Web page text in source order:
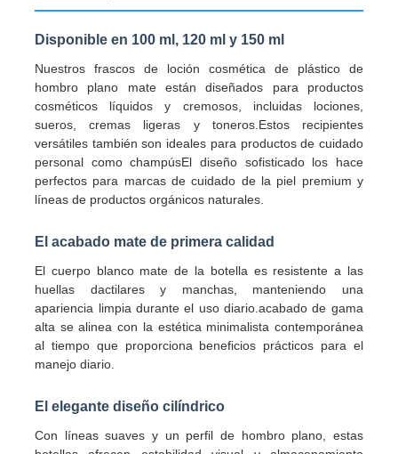
Inicio
Sobre nosotros
Disponible en 100 ml, 120 ml y 150 ml
Nuestros frascos de loción cosmética de plástico de
hombro plano mate están diseñados para productos
cosméticos líquidos y cremosos, incluidas lociones,
sueros, cremas ligeras y toneros.Estos recipientes
versátiles también son ideales para productos de cuidado
personal como champúsEl diseño sofisticado los hace
perfectos para marcas de cuidado de la piel premium y
líneas de productos orgánicos naturales.
El acabado mate de primera calidad
El cuerpo blanco mate de la botella es resistente a las
huellas dactilares y manchas, manteniendo una
apariencia limpia durante el uso diario.acabado de gama
alta se alinea con la estética minimalista contemporánea
al tiempo que proporciona beneficios prácticos para el
manejo diario.
El elegante diseño cilíndrico
Con líneas suaves y un perfil de hombro plano, estas